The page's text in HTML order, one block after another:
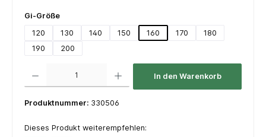
Gi-Größeauswählen
120
130 140 150 160 170
180
190
200
In den Warenkorb
Produktnummer: 330506
Dieses Produkt weiterempfehlen: